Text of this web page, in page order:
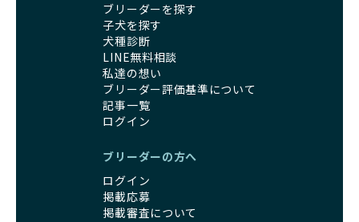
ブリーダーを探す
子犬を探す
犬種診断
LINE無料相談
私達の想い
ブリーダー評価基準について
記事一覧
ログイン
ブリーダーの方へ
ログイン
掲載応募
掲載審査について